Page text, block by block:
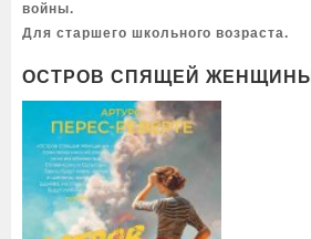
войны.
Для старшего школьного возраста.
ОСТРОВ СПЯЩЕЙ ЖЕНЩИНЫ